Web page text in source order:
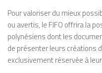
Pour valoriser du mieux
ou avertis, le FIFO offrira la
polynésiens dont les
de présenter leurs créations
exclusivement réservée à